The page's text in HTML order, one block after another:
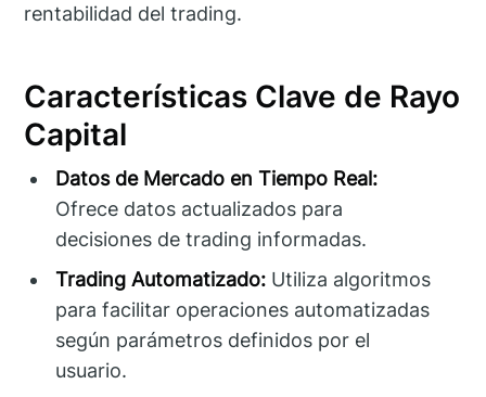
rentabilidad del trading.
Características Clave de Rayo
Capital
Datos de Mercado en Tiempo Real:
Ofrece datos actualizados para
decisiones de trading informadas.
Trading Automatizado: Utiliza algoritmos
para facilitar operaciones automatizadas
según parámetros definidos por el
usuario.